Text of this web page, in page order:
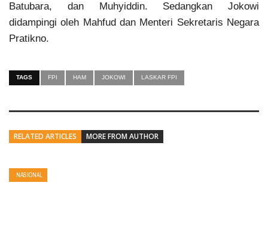
Batubara, dan Muhyiddin. Sedangkan Jokowi
didampingi oleh Mahfud dan Menteri Sekretaris Negara
Pratikno.
TAGS FPI HAM JOKOWI LASKAR FPI
RELATED ARTICLES MORE FROM AUTHOR
NASIONAL